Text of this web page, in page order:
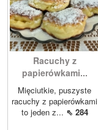
Racuchy z
papierówkami...
Mięciutkie, puszyste
racuchy z papierówkami
to jeden z... ⇖ 284